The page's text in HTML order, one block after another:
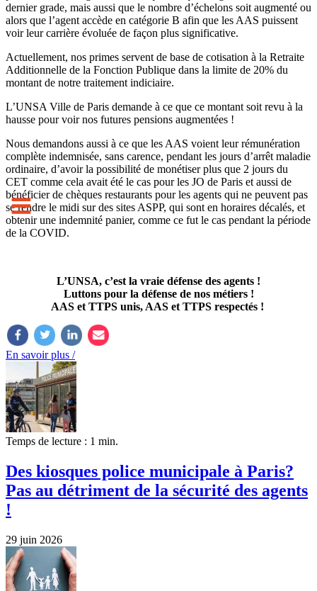
dernier grade, mais aussi que le nombre d’échelons soit augmenté ou
alors que l’agent accède en catégorie B afin que les AAS puissent
voir leur carrière évoluée de façon plus significative.
Actuellement, nos primes servent de base de cotisation à la Retraite
Additionnelle de la Fonction Publique dans la limite de 20% du
montant de notre traitement indiciaire.
L’UNSA Ville de Paris demande à ce que ce montant soit revu à la
hausse pour voir nos futures pensions augmentées !
Nous demandons aussi à ce que les AAS voient leur rémunération
complète indemnisée, sans carence, pendant les jours d’arrêt maladie
ordinaire, d’avoir la possibilité de monétiser plus que 2 jours du
CET comme cela avait été le cas pour les JO de Paris et aussi de
bénéficier de chèques restaurants pour les agents qui ne peuvent pas
se rendre le midi sur des sites ASPP, qui sont en horaires décalés, et
obtenir une indemnité panier, comme ce fut le cas pendant la période
de la COVID.
L’UNSA, c’est la vraie défense des agents !
Luttons pour la défense de nos métiers !
AAS et TTPS unis, AAS et TTPS respectés !
En savoir plus /
Temps de lecture : 1 min.
Des kiosques police municipale à Paris?
Pas au détriment de la sécurité des agents
!
29 juin 2026